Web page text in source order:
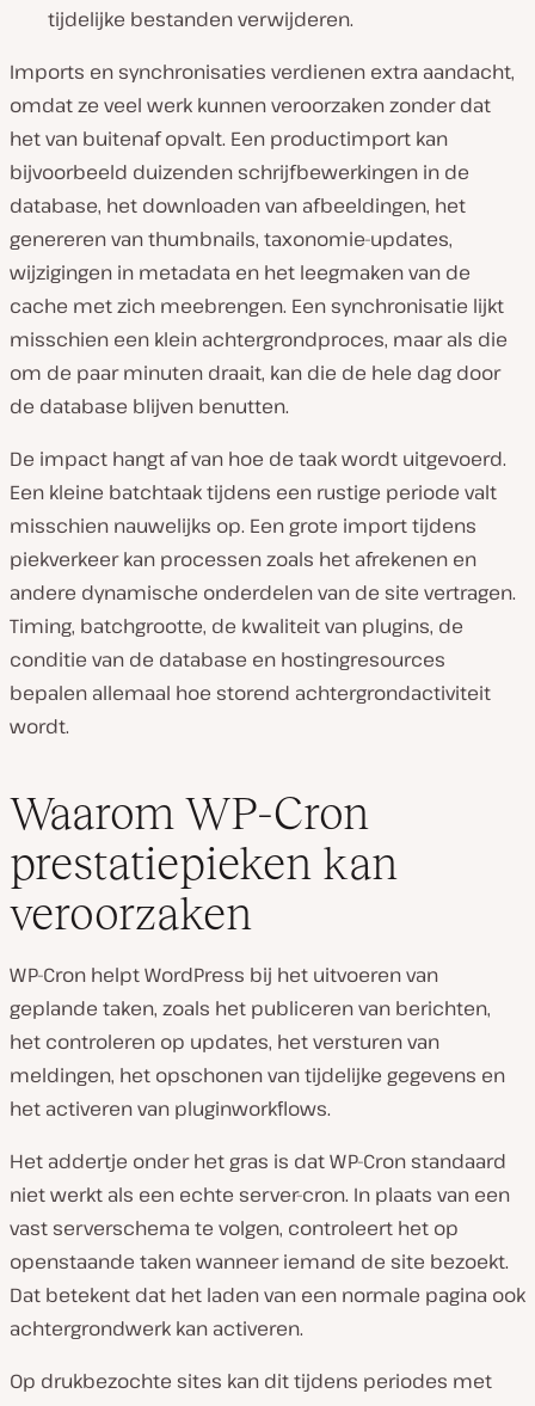
tijdelijke bestanden verwijderen.
Imports en synchronisaties verdienen extra aandacht,
omdat ze veel werk kunnen veroorzaken zonder dat
het van buitenaf opvalt. Een productimport kan
bijvoorbeeld duizenden schrijfbewerkingen in de
database, het downloaden van afbeeldingen, het
genereren van thumbnails, taxonomie-updates,
wijzigingen in metadata en het leegmaken van de
cache met zich meebrengen. Een synchronisatie lijkt
misschien een klein achtergrondproces, maar als die
om de paar minuten draait, kan die de hele dag door
de database blijven benutten.
De impact hangt af van hoe de taak wordt uitgevoerd.
Een kleine batchtaak tijdens een rustige periode valt
misschien nauwelijks op. Een grote import tijdens
piekverkeer kan processen zoals het afrekenen en
andere dynamische onderdelen van de site vertragen.
Timing, batchgrootte, de kwaliteit van plugins, de
conditie van de database en hostingresources
bepalen allemaal hoe storend achtergrondactiviteit
wordt.
Waarom WP-Cron
prestatiepieken kan
veroorzaken
WP-Cron helpt WordPress bij het uitvoeren van
geplande taken, zoals het publiceren van berichten,
het controleren op updates, het versturen van
meldingen, het opschonen van tijdelijke gegevens en
het activeren van pluginworkflows.
Het addertje onder het gras is dat WP-Cron standaard
niet werkt als een echte server-cron. In plaats van een
vast serverschema te volgen, controleert het op
openstaande taken wanneer iemand de site bezoekt.
Dat betekent dat het laden van een normale pagina ook
achtergrondwerk kan activeren.
Op drukbezochte sites kan dit tijdens periodes met